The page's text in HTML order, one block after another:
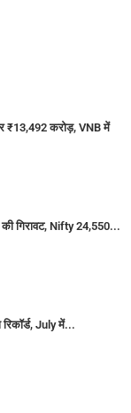
₹13,492 करोड़, VNB में
गिरावट, Nifty 24,550...
रिकॉर्ड, July में...